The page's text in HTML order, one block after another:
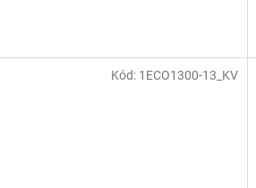
Kód: 1ECO1300-13_KV